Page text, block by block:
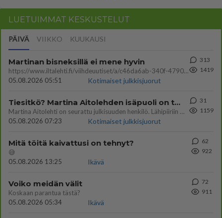
LUETUIMMAT KESKUSTELUT
PÄIVÄ VIIKKO KUUKAUSI
Martinan bisneksillä ei mene hyvin
https://www.iltalehti.fi/viihdeuutiset/a/c46da6ab-340f-4790-aaa7-0865eed2336 Yrityksen konkurssihakemus on tullut kärä
05.08.2026 05:51
Kotimaiset julkkisjuorut
313
1419
Tiesitkö? Martina Aitolehden isäpuoli on tämä suosittu laulaja
Martina Aitolehti on seurattu julkisuuden henkilö. Lähipiiriin mahtuu muitakin tunnettuja henkilöitä. Tiesitkö, että Ma
05.08.2026 07:23
Kotimaiset julkkisjuorut
31
1159
Mitä töitä kaivattusi on tehnyt?
😅
05.08.2026 13:25
Ikävä
62
922
Voiko meidän välit
Koskaan parantua tästä?
05.08.2026 05:34
Ikävä
72
911